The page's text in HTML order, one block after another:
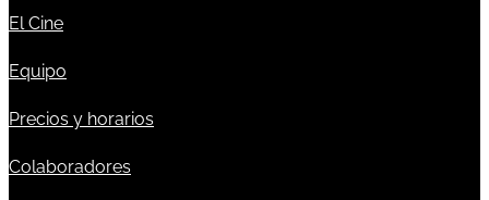
El Cine
Equipo
Precios y horarios
Colaboradores